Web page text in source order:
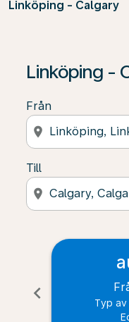
Linköping - Calgary
Linköping -
Från
location_on
Till
location_on
chevron_left Typ av